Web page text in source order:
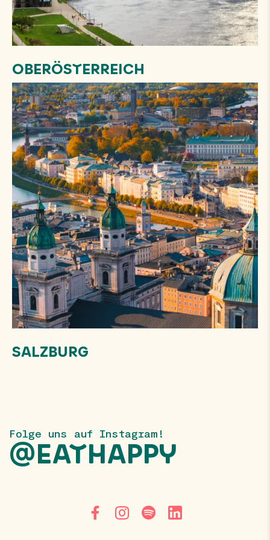
OBERÖSTERREICH
SALZBURG
Folge uns auf Instagram!
@EATHAPPY